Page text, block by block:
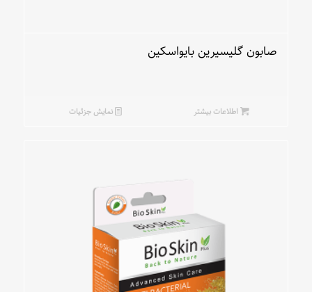
صابون گلیسیرین بایواسکین
اطلاعات بیشتر نمایش جزئیات